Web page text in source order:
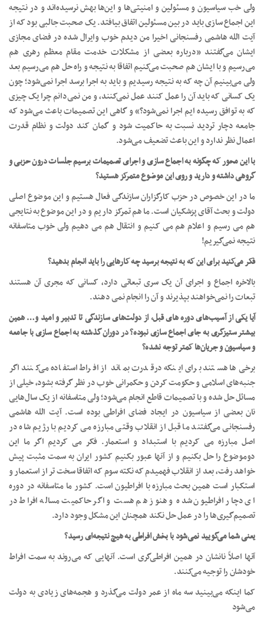
ولی خب سیاسیون و مسئولین و امنیتی‌ها و این‌ها بهش نرسیده‌اند و در نتیجه
این اجماع سازی باید در بین مسئولین اتفاق بیافتد. یک صحبت جالبی بود که از
آیت الله هاشمی رفسنجانی اخیرا من دیدم خوب وایرال شده در فضای مجازی
ایشان می‌گفتند «درباره بعضی از مشکلات خدمت مقام معظم رهری هم
می‌رسیم و با ایشان هم صحبت می‌کنیم اتفاقا به نتیجه و راه حل هم می‌رسیم بعد
ولی می‌بینیم آن چه که به نتیجه رسیدیم و باید به اجرا برسد اجرا نمی‌شود؛ چون
یک کسانی که باید آن را عمل کنند عمل نمی‌کنند، و من نمی‌دانم چرا یک چیزی
که به توافق رسیده ایم اجرا نمی‌شود؟» و گاهی این تصمیمات باعث می‌شود که
جامعه دچار تردید نسبت به حاکمیت شود و گمان کند دولت و نظام قدرت
اعمال نظر ندارد و این باعث تضعیف می‌شود.
با این محور که چگونه به اجماع سازی و اجرای تصمیمات برسیم جلسات درون حزبی و
گروهی داشته و دارید و روی این موضوع متمرکز هستید؟
ما در این خصوص در حزب کارگزاران سازندگی فعال هستیم و این موضوع اصلی
دولت و بحث آقای پزشکیان است. ما هم تمرکز داریم و در این موضوع به نتایجی
هم می رسیم و اعلام هم می کنیم و انتقال هم می دهیم ولی خوب متاسفانه
نتیجه نمی‌گیریم!
فکر می‌کنید برای این که به نتیجه برسید چه کارهایی را باید انجام بدهید؟
بالاخره اجماع و اجرای آن یک سری تبعاتی دارد، کسانی که مجری آن هستند
تبعات را نمی‌خواهند بپذیرند و آن را انجام نمی دهند.
آیا یکی از آسیب‌های دوره های قبل، از دولت‌های سازندگی تا تدبیر و امید و… همین
بیشتر ستیزگری به جای اجماع سازی نبوده؟ در دوران گذشته به اجماع سازی با جامعه
و سیاسیون و جریان‌ها کمتر توجه نشده؟
برخی‌ها هستند برای اینکه درقدرت بماند از افراط استفاده می‌کنند اگر
جنبه‌های اسلامی و حکومت کردن و حکمرانی خوب در نظر گرفته بشود، خیلی از
مسائل حل شده و با تصمیمات قاطع انجام می‌شود؛ ولی متاسفانه از یک سال‌هایی
نان بعضی از سیاسیون در ایجاد فضای افراطی بوده است. آیت الله هاشمی
رفسنجانی می‌گفتند ما قبل از انقلاب وقتی مبارزه می کردیم با رژیم شاه در
اصل مبارزه می کردیم با استبداد و استعمار. فکر می کردیم اگر ما این
دوموضوع را حل بکنیم و از آنها عبور بکنیم کشور ایران به سمت مثبت پیش
خواهد رفت، بعد از انقلاب فهمیدم که نکته سوم که اتفاقا سخت تر از استعمار و
استکبار است همین بحث مبارزه با افراطیون است. کشور ما متاسفانه در دوره
ای دچار افراطیون شده و هنوز هم هست و اگر حاکمیت مساله افراط در
تصمیم‌گیری‌ها را در عمل حل نکند همچنان این مشکل وجود دارد.
یعنی شما می‌گویید نمی‌شود با بخش افراطی به هیچ نتیجه‌ای رسید؟
آنها اصلاً نانشان در همین افراطی‌گری است. آنهایی که می‌روند به سمت افراط
خودشان را توجیه می‌کنند.
کما اینکه می‌بینید سه ماه از عمر دولت می‌گذرد و هجمه‌های زیادی به دولت
می‌شود